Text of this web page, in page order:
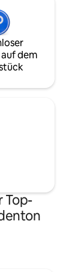
dem
Top-